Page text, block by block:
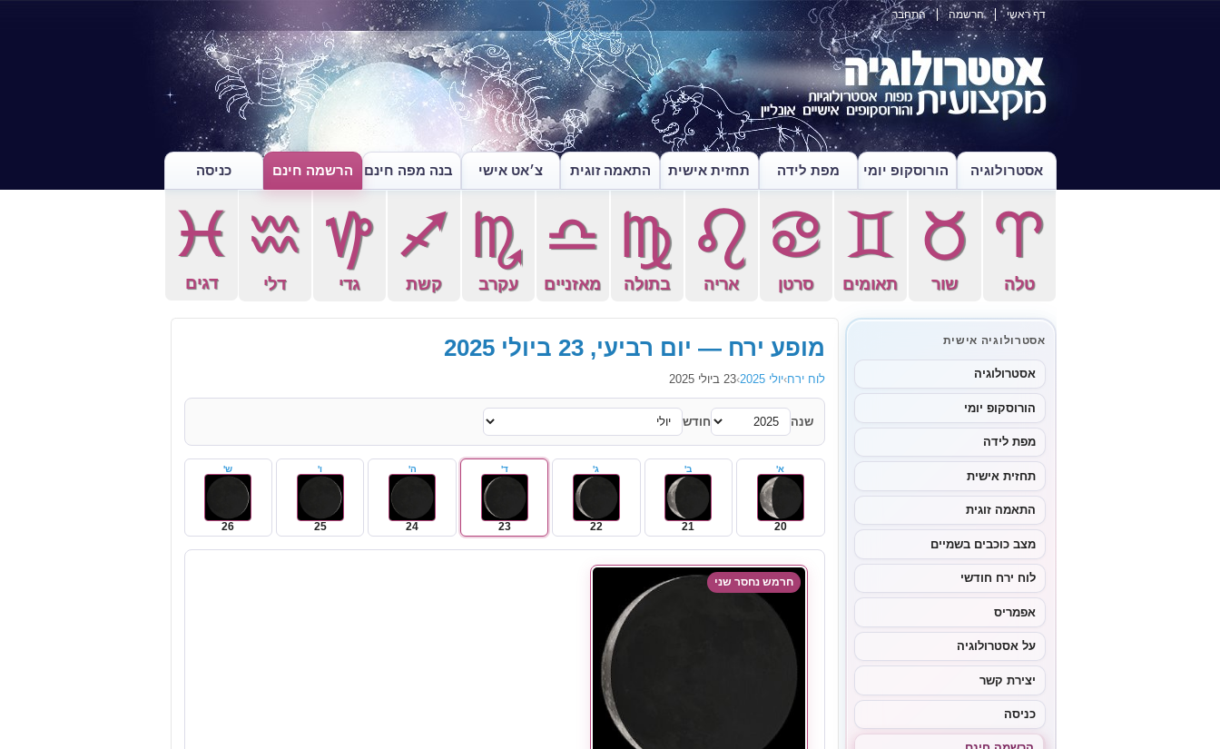
דף ראשי הרשמה התחבר
אסטרולוגיה הורוסקופ יומי מפת לידה תחזית אישית התאמה זוגית צ׳אט אישי בנה מפה חינם הרשמה חינם כניסה
a
טלה
s
שור
d
תאומים
f
סרטן
g
אריה
h
בתולה
j
מאזניים
k
עקרב
l
קשת
z
גדי
x
דלי
c
דגים
אסטרולוגיה אישית
אסטרולוגיה
הורוסקופ יומי
מפת לידה
תחזית אישית
התאמה זוגית
מצב כוכבים בשמיים
לוח ירח חודשי
אפמריס
על אסטרולוגיה
יצירת קשר
כניסה
מופע ירח — יום רביעי, 23 ביולי 2025
לוח ירח›יולי 2025 ›23 ביולי 2025
שנה חודש
א'
20
ב'
21
ג'
22
ד'
23
ה'
24
ו'
25
ש'
26
חרמש נחסר שני